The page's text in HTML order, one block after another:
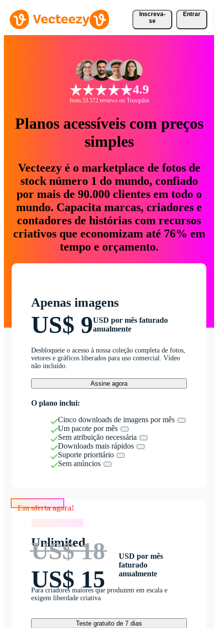
Inscreva-
se
Entrar
4.9
from 33.572 reviews on Trustpilot
Planos acessíveis com preços
simples
Vecteezy é o marketplace de fotos de
stock número 1 do mundo, confiado
por mais de 90.000 clientes em todo o
mundo. Capacita marcas, criadores e
contadores de histórias com recursos
criativos que economizam até 76% em
tempo e orçamento.
Apenas imagens
US$ 9USD por mês faturado
anualmente
Desbloqueie o acesso à nossa coleção completa de fotos,
vetores e gráficos liberados para uso comercial. Vídeo
não incluído.
Assine agora
O plano inclui:
Cinco downloads de imagens por mês
Um pacote por mês
Sem atribuição necessária
Downloads mais rápidos
Suporte prioritário
Sem anúncios
Unlimited
US$ 18
US$ 15
USD por mês
faturado
anualmente
Para criadores maiores que produzem em escala e
exigem liberdade criativa
Teste gratuito de 7 dias